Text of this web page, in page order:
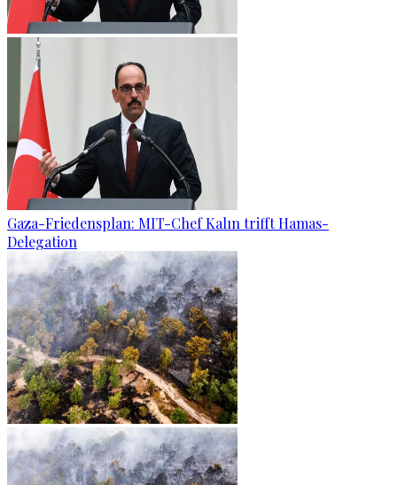
Gaza-Friedensplan: MIT-Chef Kalın trifft Hamas-
Delegation